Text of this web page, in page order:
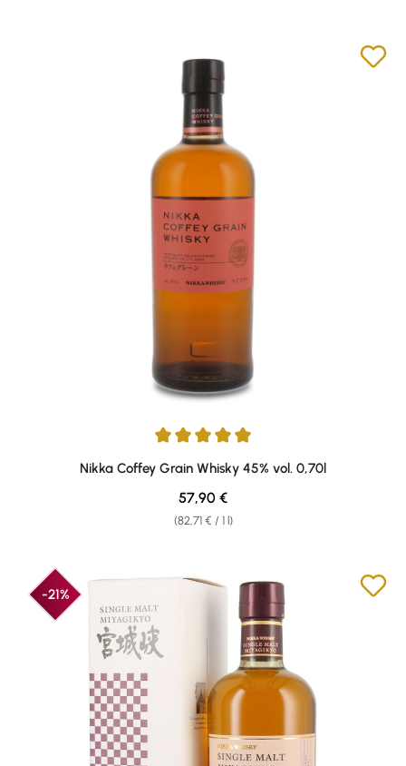
Average rating of 4.93 out of 5 stars
Nikka Coffey Grain Whisky 45% vol. 0,70l
(82,71 € / 1 l)
Regular price:
57,90 €
-21%